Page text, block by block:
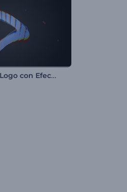
Introducción de Logo con Efecto Glitch